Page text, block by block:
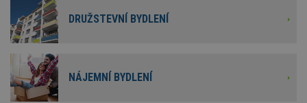
DRUŽSTEVNÍ BYDLENÍ
NÁJEMNÍ BYDLENÍ